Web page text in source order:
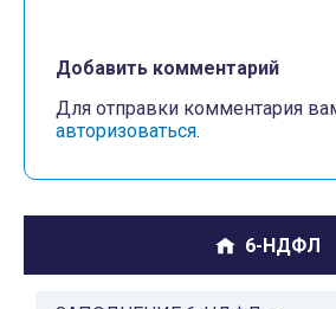
Добавить комментарий
Для отправки комментария
авторизоваться.
6-НДФЛ